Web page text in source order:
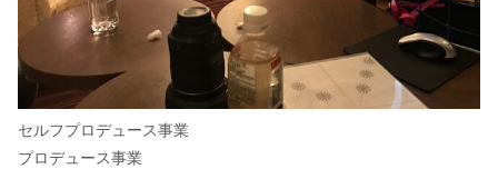
セルフプロデュース事業
プロデュース事業